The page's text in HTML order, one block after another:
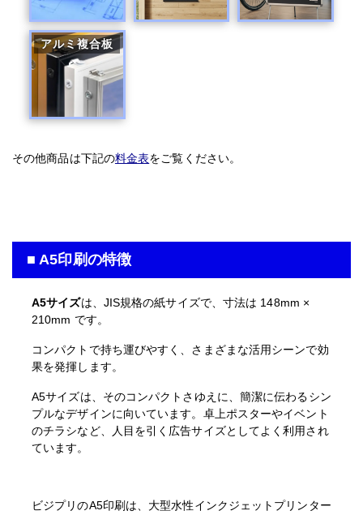
アルミ複合板
その他商品は下記の料金表をご覧ください。
■ A5印刷の特徴
A5サイズは、JIS規格の紙サイズで、寸法は 148mm ×
210mm です。
コンパクトで持ち運びやすく、さまざまな活用シーンで効
果を発揮します。
A5サイズは、そのコンパクトさゆえに、簡潔に伝わるシン
プルなデザインに向いています。卓上ポスターやイベント
のチラシなど、人目を引く広告サイズとしてよく利用され
ています。
ビジプリのA5印刷は、大型水性インクジェットプリンター